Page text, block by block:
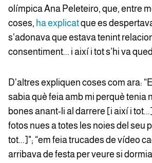
olímpica Ana Peleteiro, que, entre
coses, ha explicatque es
s'adonava que estava tenint
consentiment... i així i tot s’hi va
D'altres expliquen coses com ara:
sabia què feia amb mi perquè tenia
bones anant-li al darrere [i així i
fotos nues a totes les noies del seu
tot...]"; “em feia trucades de vídeo
arribava de festa per veure si